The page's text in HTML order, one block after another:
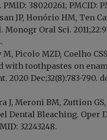
PMID: 38020261; PMCID:
JP, Honório HM, Ten
Oral Sci. 2011;22:97-
M, Picolo MZD, Coelho
with toothpastes on
2020 Dec;32(8):783-790.
J, Meroni BM, Zuttion
Dental Bleaching. Oper
32243248.